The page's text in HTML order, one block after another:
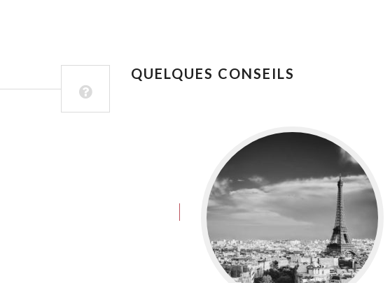
QUELQUES CONSEILS